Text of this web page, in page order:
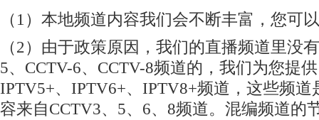
（1）本地频道内容我们会不断丰富，您可
（2）由于政策原因，我们的直播频道里没
5、CCTV-6、CCTV-8频道的，我们为您提
IPTV5+、IPTV6+、IPTV8+频道，这些频道
容来自CCTV3、5、6、8频道。混编频道的